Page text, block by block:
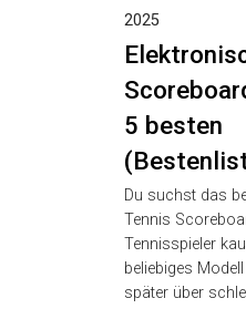
Tennis
Test: Die 5
Lara Hoffmann
Du suchst das
Tennis
Tennisspieler